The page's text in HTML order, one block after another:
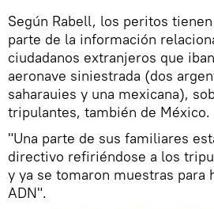
Según Rabell, los peritos
parte de la información
ciudadanos extranjeros que
aeronave siniestrada (dos
saharauies y una mexicana),
tripulantes, también de México.
"Una parte de sus familiares
directivo refiriéndose a los
y ya se tomaron muestras para
ADN".